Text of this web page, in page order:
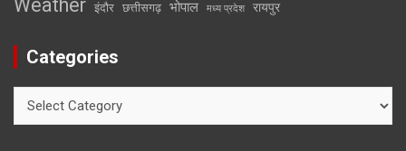
Weather इंदौर छत्तीसगढ़ भोपाल मध्य प्रदेश रायपुर
Categories